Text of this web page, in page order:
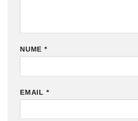
NUME *
EMAIL *